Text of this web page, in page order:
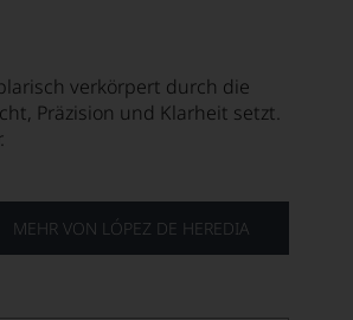
verkörpert durch die
Präzision und Klarheit setzt.
MEHR VON LÓPEZ DE HEREDIA